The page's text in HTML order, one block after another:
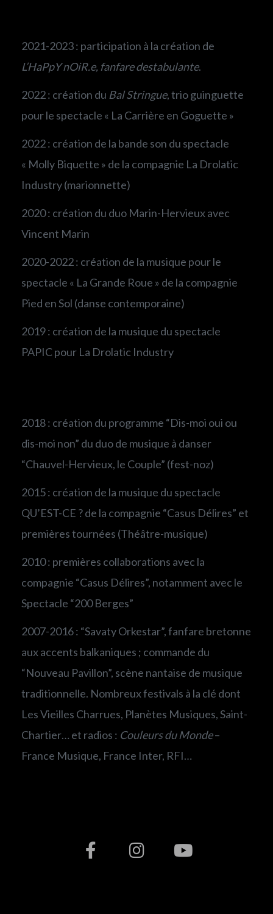
2021-2023 : participation à la création de
L’HaPpY nOiR.e, fanfare destabulante.
2022 : création du Bal Stringue, trio guinguette
pour le spectacle « La Carrière en Goguette »
2022 : création de la bande son du spectacle
« Molly Biquette » de la compagnie La Drolatic
Industry (marionnette)
2020 : création du duo Marin-Hervieux avec
Vincent Marin
2020-2022 : création de la musique pour le
spectacle « La Grande Roue » de la compagnie
Pied en Sol (danse contemporaine)
2019 : création de la musique du spectacle
PAPIC pour La Drolatic Industry
2018 : création du programme “Dis-moi oui ou
dis-moi non” du duo de musique à danser
“Chauvel-Hervieux, le Couple” (fest-noz)
2015 : création de la musique du spectacle
QU’EST-CE ? de la compagnie “Casus Délires” et
premières tournées (Théâtre-musique)
2010 : premières collaborations avec la
compagnie “Casus Délires”, notamment avec le
Spectacle “200 Berges”
2007-2016 : “Savaty Orkestar”, fanfare bretonne
aux accents balkaniques ; commande du
“Nouveau Pavillon”, scène nantaise de musique
traditionnelle. Nombreux festivals à la clé dont
Les Vieilles Charrues, Planètes Musiques, Saint-
Chartier… et radios : Couleurs du Monde–
France Musique, France Inter, RFI…